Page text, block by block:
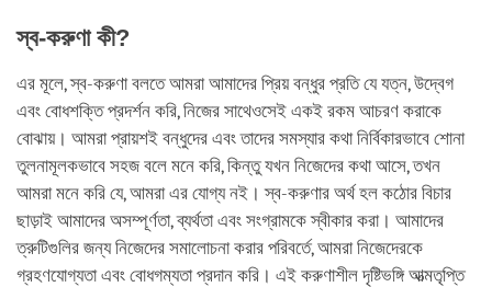
স্ব-করুণা কী?
এর মূলে, স্ব-করুণা বলতে আমরা আমাদের প্রিয় বন্ধুর প্রতি যে যত্ন, উদ্বেগ
এবং বোধশক্তি প্রদর্শন করি, নিজের সাথেওসেই একই রকম আচরণ করাকে
বোঝায়। আমরা প্রায়শই বন্ধুদের এবং তাদের সমস্যার কথা নির্বিকারভাবে শোনা
তুলনামূলকভাবে সহজ বলে মনে করি, কিন্তু যখন নিজেদের কথা আসে, তখন
আমরা মনে করি যে, আমরা এর যোগ্য নই। স্ব-করুণার অর্থ হল কঠোর বিচার
ছাড়াই আমাদের অসম্পূর্ণতা, ব্যর্থতা এবং সংগ্রামকে স্বীকার করা। আমাদের
ত্রুটিগুলির জন্য নিজেদের সমালোচনা করার পরিবর্তে, আমরা নিজেদেরকে
গ্রহণযোগ্যতা এবং বোধগম্যতা প্রদান করি। এই করুণাশীল দৃষ্টিভঙ্গি আত্মতৃপ্তি